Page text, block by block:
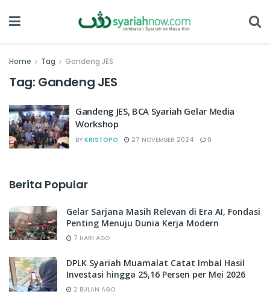
Home Tag Gandeng JES
Tag: Gandeng JES
Gandeng JES, BCA Syariah Gelar Media
Workshop
BY KRISTOPO 27 NOVEMBER 2024 0
Berita Popular
Gelar Sarjana Masih Relevan di Era AI, Fondasi
Penting Menuju Dunia Kerja Modern
7 HARI AGO
DPLK Syariah Muamalat Catat Imbal Hasil
Investasi hingga 25,16 Persen per Mei 2026
2 BULAN AGO